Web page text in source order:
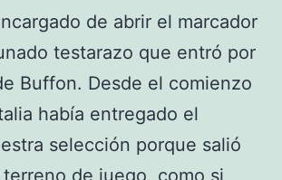
de abrir el marcador
testarazo que entró por
Buffon. Desde el comienzo
había entregado el
selección porque salió
de juego, como si